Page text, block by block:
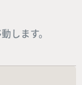
します。